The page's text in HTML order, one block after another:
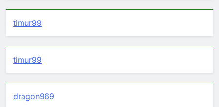
timur99
timur99
dragon969